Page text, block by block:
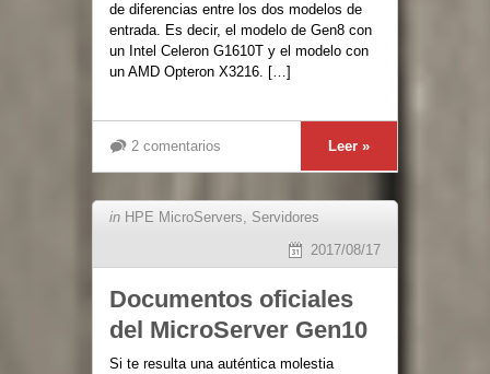
de diferencias entre los dos modelos de
entrada. Es decir, el modelo de Gen8 con
un Intel Celeron G1610T y el modelo con
un AMD Opteron X3216. […]
2 comentarios Leer »
in HPE MicroServers
Servidores
2017/08/17
Documentos oficiales
del MicroServer Gen10
Si te resulta una auténtica molestia